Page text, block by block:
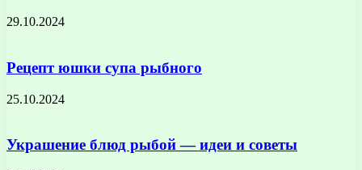
29.10.2024
Рецепт юшки супа рыбного
25.10.2024
Украшение блюд рыбой — идеи и советы